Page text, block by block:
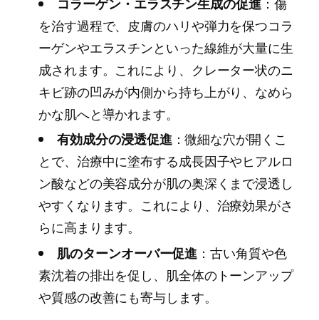
を治す過程で、皮膚のハリや弾力を保つコラ
ーゲンやエラスチンといった線維が大量に生
成されます。これにより、クレーター状のニ
キビ跡の凹みが内側から持ち上がり、なめら
かな肌へと導かれます。
有効成分の浸透促進：微細な穴が開くこ
とで、治療中に塗布する成長因子やヒアルロ
ン酸などの美容成分が肌の奥深くまで浸透し
やすくなります。これにより、治療効果がさ
らに高まります。
肌のターンオーバー促進 ：古い角質や色
素沈着の排出を促し、肌全体のトーンアップ
や質感の改善にも寄与します。